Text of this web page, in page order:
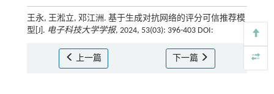
王永, 王淞立, 邓江洲. 基于生成对抗网络的评分可信推荐模
型[J]. 电子科技大学学报, 2024, 53(03): 396-403 DOI:
上一篇 下一篇